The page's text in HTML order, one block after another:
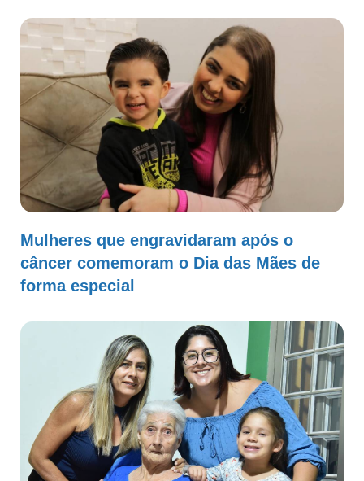
Mulheres que engravidaram após o
câncer comemoram o Dia das Mães de
forma especial